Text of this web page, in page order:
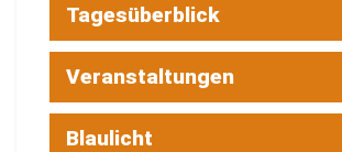
Tagesüberblick
Veranstaltungen
Blaulicht